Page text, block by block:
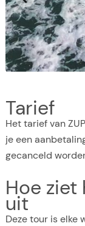
Tarief
Het tarief van
je een
gecanceld
Hoe ziet
uit
Deze tour is elke